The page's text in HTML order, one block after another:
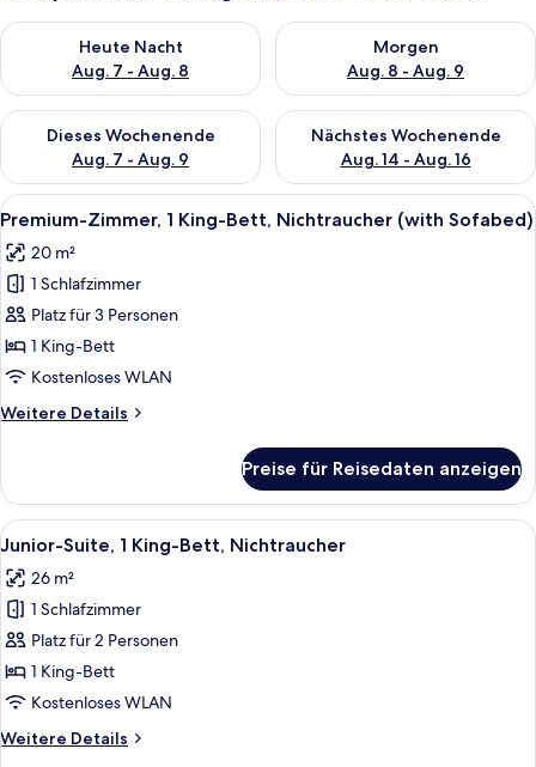
Heute Nacht
Aug. 7 - Aug. 8
Überprüfe die Verfügbarkeit für heute Nacht, Aug. 7 - Aug. 8.
Morgen
Aug. 8 - Aug. 9
Überprüfe die Verfügbarkeit
Dieses Wochenende
Aug. 7 - Aug. 9
Überprüfe die Verfügbarkeit für dieses Wochenende, Aug. 7
Nächstes Wochenende
Aug. 14 - Aug. 16
Überprüfe die Verfügbarkeit
Alle
Fotos
für
Premium-
Zimmer,
1 King-
Bett,
(with
Ein modernes Hotelzimmer mit
9
Premium-Zimmer, 1 King-Bett, Nichtraucher (with Sofabed)
20 m²
1 Schlafzimmer
Platz für 3 Personen
1 King-Bett
Kostenloses WLAN
Weitere Details
Weitere
Zimmer,
1 King-
Bett,
(with
Sofabed)
Preise für Reisedaten anzeigen
Alle
Fotos
für
Junior-
Suite,
1 King-
Bett,
anzeigen
Ein modernes Hotelzimmer mit
9
Junior-Suite, 1 King-Bett, Nichtraucher
26 m²
1 Schlafzimmer
Platz für 2 Personen
1 King-Bett
Kostenloses WLAN
Weitere Details
Weitere